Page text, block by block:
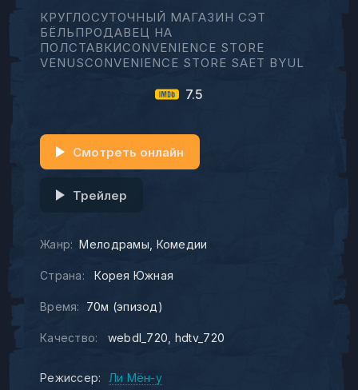
КРУГЛОСУТОЧНЫЙ МАГАЗИН СЭТ
БЁЛЬПРОДАВЕЦ НА
ПОЛСТАВКИCONVENIENCE STORE
VENUSCONVENIENCE STORE SAET BYUL
7.5
Жанр: Мелодрамы Комедии
Страна: Корея Южная
Время: 70м (эпизод)
Качество: webdl_720 hdtv_720
Смотреть онлайн
Трейлер
Режиссер:
Ли Мён-у